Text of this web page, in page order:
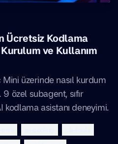
Ücretsiz Kodlama
ve Kullanım
Mini üzerinde nasıl kurdum
özel subagent, sıfır
kodlama asistanı deneyimi.